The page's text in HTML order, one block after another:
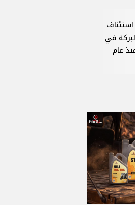
استئناف
في
عام